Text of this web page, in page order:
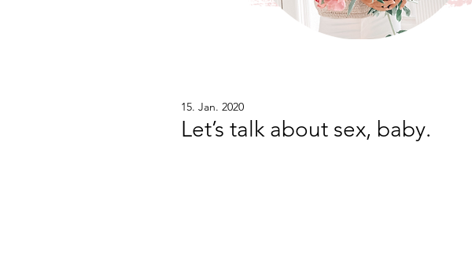
Let’s talk about sex, baby.
15. Jan. 2020